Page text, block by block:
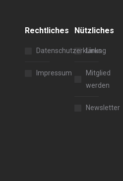
Rechtliches
Datenschutzerklärung
Impressum
Nützliches
Links
Mitglied
werden
Newsletter